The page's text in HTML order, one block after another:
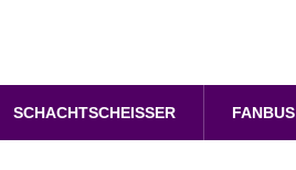
SCHACHTSCHEISSER FANBUS